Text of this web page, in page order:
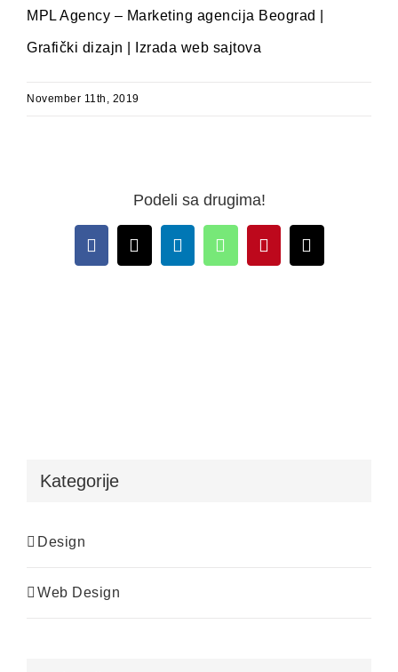
MPL Agency – Marketing agencija Beograd |
Grafički dizajn | Izrada web sajtova
November 11th, 2019
Podeli sa drugima!
Facebook
X LinkedInWhatsAppPinterestEmail
Kategorije
Design
Web Design